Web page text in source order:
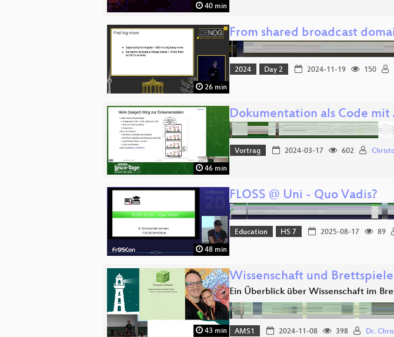
40 min
26 min
From shared broadcast
2024 Day 2 2024-11-19 150
46 min
Dokumentation als Code
Vortrag 2024-03-17 602
48 min
FLOSS @ Uni - Quo Vadis?
Education HS 7 2025-08-17 89
43 min
Wissenschaft und Brettspiele
Ein Überblick über Wissenschaft im
AMS1 2024-11-08 398 Dr.